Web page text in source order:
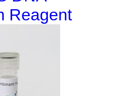
Reagent